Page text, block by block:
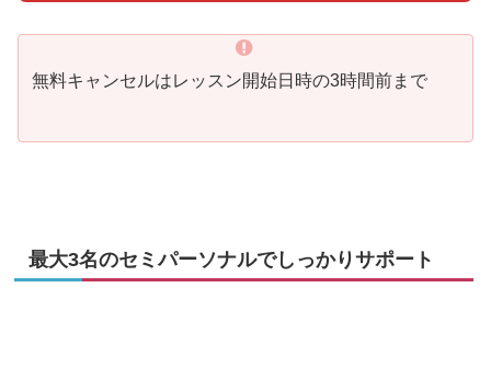
無料キャンセルはレッスン開始日時の3時間前まで
最大3名のセミパーソナルでしっかりサポート